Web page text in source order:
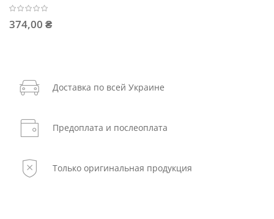
374,00 ₴
Доставка по всей Украине
Предоплата и послеоплата
Только оригинальная продукция